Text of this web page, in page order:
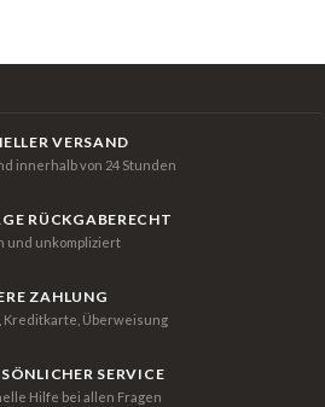
VERSAND
innerhalb von 24 Stunden
RÜCKGABERECHT
und unkompliziert
ZAHLUNG
Kreditkarte, Überweisung
SERVICE
Hilfe bei allen Fragen